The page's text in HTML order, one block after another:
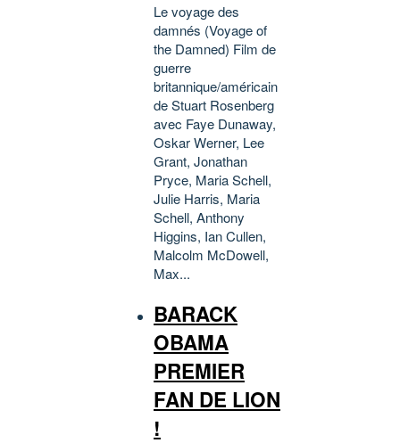
Le voyage des
damnés (Voyage of
the Damned) Film de
guerre
britannique/américain
de Stuart Rosenberg
avec Faye Dunaway,
Oskar Werner, Lee
Grant, Jonathan
Pryce, Maria Schell,
Julie Harris, Maria
Schell, Anthony
Higgins, Ian Cullen,
Malcolm McDowell,
Max...
BARACK
OBAMA
PREMIER
FAN DE LION
!